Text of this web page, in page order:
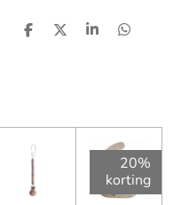
D
D
S
D
20%
korting